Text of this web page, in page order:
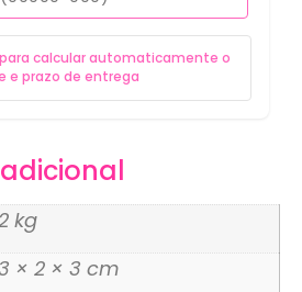
para calcular automaticamente o
e prazo de entrega
kg
× 2 × 3 cm